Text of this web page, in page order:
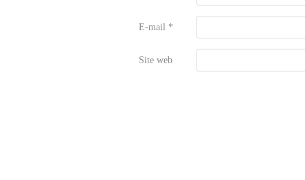
E-mail *
Site web